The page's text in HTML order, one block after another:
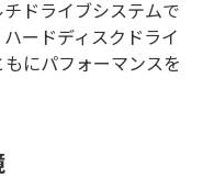
ドライブシステムで
ードディスクドライ
にパフォーマンスを